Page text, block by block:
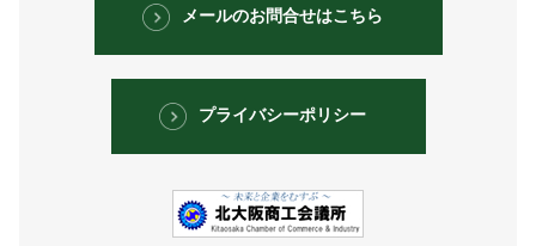
メールのお問合せはこちら
プライバシーポリシー